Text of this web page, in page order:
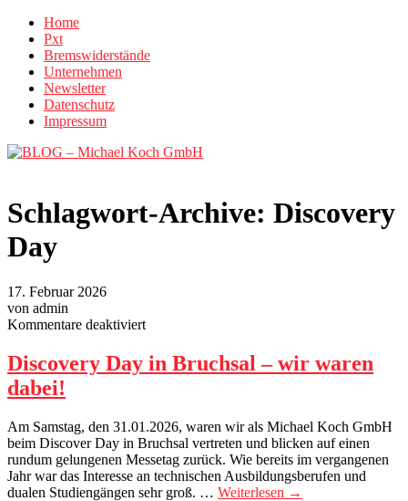
Home
Pxt
Bremswiderstände
Unternehmen
Newsletter
Datenschutz
Impressum
Schlagwort-Archive: Discovery
Day
17. Februar 2026
von admin
Kommentare deaktiviertfür
Day
in
wir
waren
dabei!
Discovery Day in Bruchsal – wir waren
dabei!
Am Samstag, den 31.01.2026, waren wir als Michael Koch GmbH
beim Discover Day in Bruchsal vertreten und blicken auf einen
rundum gelungenen Messetag zurück. Wie bereits im vergangenen
Jahr war das Interesse an technischen Ausbildungsberufen und
dualen Studiengängen sehr groß. … Weiterlesen →